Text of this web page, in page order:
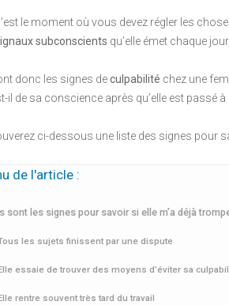
le moment où vous devez régler les
subconscients qu’elle émet chaque
donc les signes deculpabilité chez une
il de sa conscience après qu’elle est passé à
ci-dessous une liste des signes pour
de l'article :
sont les signes pour savoir si elle m’a déjà
les sujets finissent par une dispute
essaie de trouver des moyens d’éviter sa
rentre souvent très tard du travail